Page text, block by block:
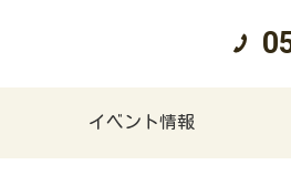
イベント情報